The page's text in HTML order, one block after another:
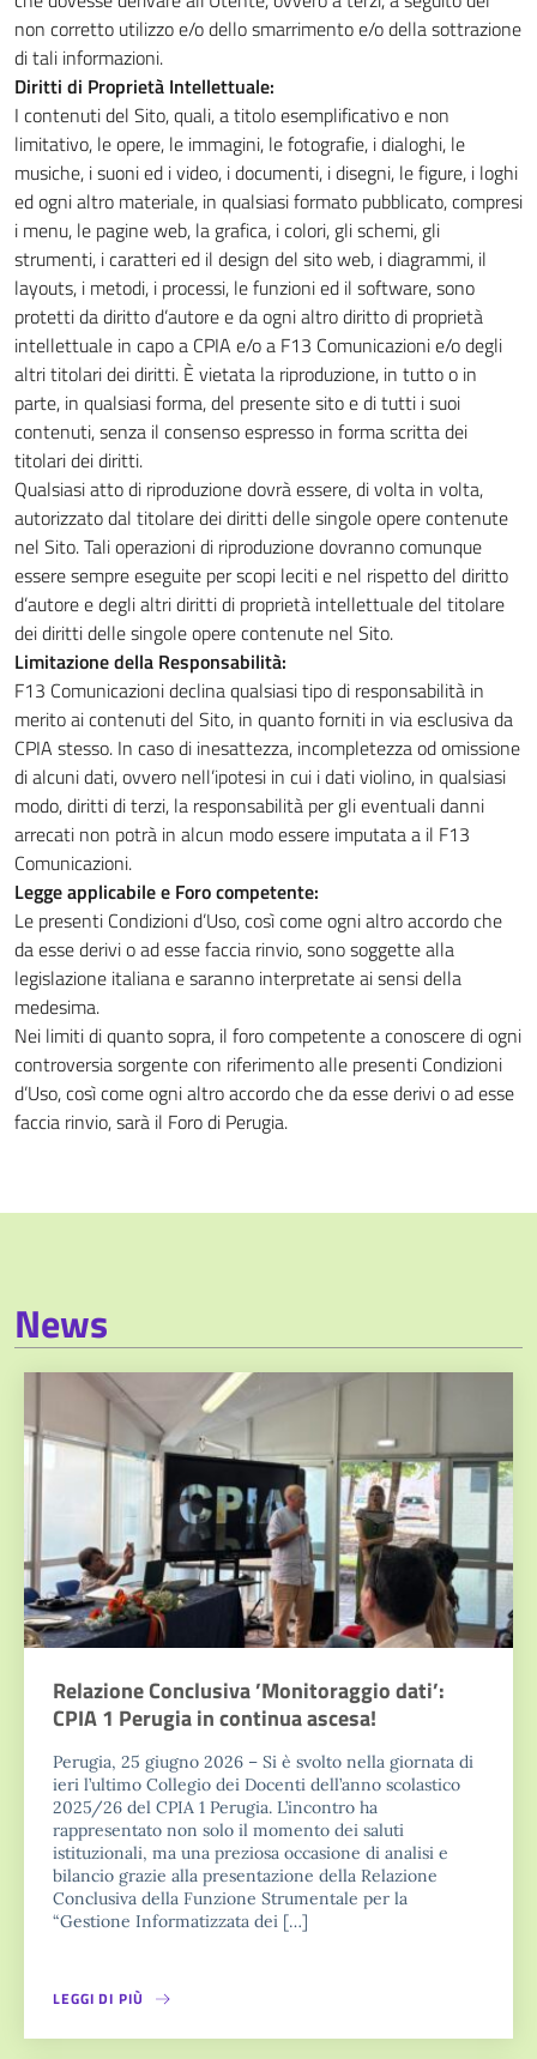
non corretto utilizzo e/o dello smarrimento e/o della sottrazione
di tali informazioni.
Diritti di Proprietà Intellettuale:
I contenuti del Sito, quali, a titolo esemplificativo e non
limitativo, le opere, le immagini, le fotografie, i dialoghi, le
musiche, i suoni ed i video, i documenti, i disegni, le figure, i loghi
ed ogni altro materiale, in qualsiasi formato pubblicato, compresi
i menu, le pagine web, la grafica, i colori, gli schemi, gli
strumenti, i caratteri ed il design del sito web, i diagrammi, il
layouts, i metodi, i processi, le funzioni ed il software, sono
protetti da diritto d’autore e da ogni altro diritto di proprietà
intellettuale in capo a CPIA e/o a F13 Comunicazioni e/o degli
altri titolari dei diritti. È vietata la riproduzione, in tutto o in
parte, in qualsiasi forma, del presente sito e di tutti i suoi
contenuti, senza il consenso espresso in forma scritta dei
titolari dei diritti.
Qualsiasi atto di riproduzione dovrà essere, di volta in volta,
autorizzato dal titolare dei diritti delle singole opere contenute
nel Sito. Tali operazioni di riproduzione dovranno comunque
essere sempre eseguite per scopi leciti e nel rispetto del diritto
d’autore e degli altri diritti di proprietà intellettuale del titolare
dei diritti delle singole opere contenute nel Sito.
Limitazione della Responsabilità:
F13 Comunicazioni declina qualsiasi tipo di responsabilità in
merito ai contenuti del Sito, in quanto forniti in via esclusiva da
CPIA stesso. In caso di inesattezza, incompletezza od omissione
di alcuni dati, ovvero nell’ipotesi in cui i dati violino, in qualsiasi
modo, diritti di terzi, la responsabilità per gli eventuali danni
arrecati non potrà in alcun modo essere imputata a il F13
Comunicazioni.
Legge applicabile e Foro competente:
Le presenti Condizioni d’Uso, così come ogni altro accordo che
da esse derivi o ad esse faccia rinvio, sono soggette alla
legislazione italiana e saranno interpretate ai sensi della
medesima.
Nei limiti di quanto sopra, il foro competente a conoscere di ogni
controversia sorgente con riferimento alle presenti Condizioni
d’Uso, così come ogni altro accordo che da esse derivi o ad esse
faccia rinvio, sarà il Foro di Perugia.
News
Relazione Conclusiva ’Monitoraggio dati’:
CPIA 1 Perugia in continua ascesa!
Perugia, 25 giugno 2026 – Si è svolto nella giornata di
ieri l’ultimo Collegio dei Docenti dell’anno scolastico
2025/26 del CPIA 1 Perugia. L’incontro ha
rappresentato non solo il momento dei saluti
istituzionali, ma una preziosa occasione di analisi e
bilancio grazie alla presentazione della Relazione
Conclusiva della Funzione Strumentale per la
“Gestione Informatizzata dei […]
LEGGI DI PIÙ